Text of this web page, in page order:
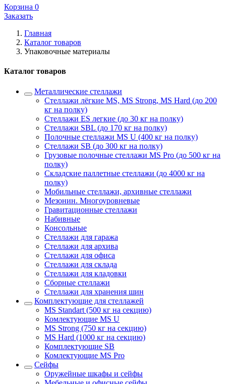
Корзина 0
Заказать
Главная
Каталог товаров
Упаковочные материалы
Каталог товаров
Металлические стеллажи
Стеллажи лёгкие MS, MS Strong, MS Hard (до 200
кг на полку)
Стеллажи ES легкие (до 30 кг на полку)
Стеллажи SBL (до 170 кг на полку)
Полочные стеллажи MS U (400 кг на полку)
Стеллажи SB (до 300 кг на полку)
Грузовые полочные стеллажи MS Pro (до 500 кг на
полку)
Складские паллетные стеллажи (до 4000 кг на
полку)
Мобильные стеллажи, архивные стеллажи
Мезонин. Многоуровневые
Гравитационные стеллажи
Набивные
Консольные
Стеллажи для гаража
Стеллажи для архива
Стеллажи для офиса
Стеллажи для склада
Стеллажи для кладовки
Сборные стеллажи
Стеллажи для хранения шин
Комплектующие для стеллажей
MS Standart (500 кг на секцию)
Комлектующие MS U
MS Strong (750 кг на секцию)
MS Hard (1000 кг на секцию)
Комплектующие SB
Комлектующие MS Pro
Сейфы
Оружейные шкафы и сейфы